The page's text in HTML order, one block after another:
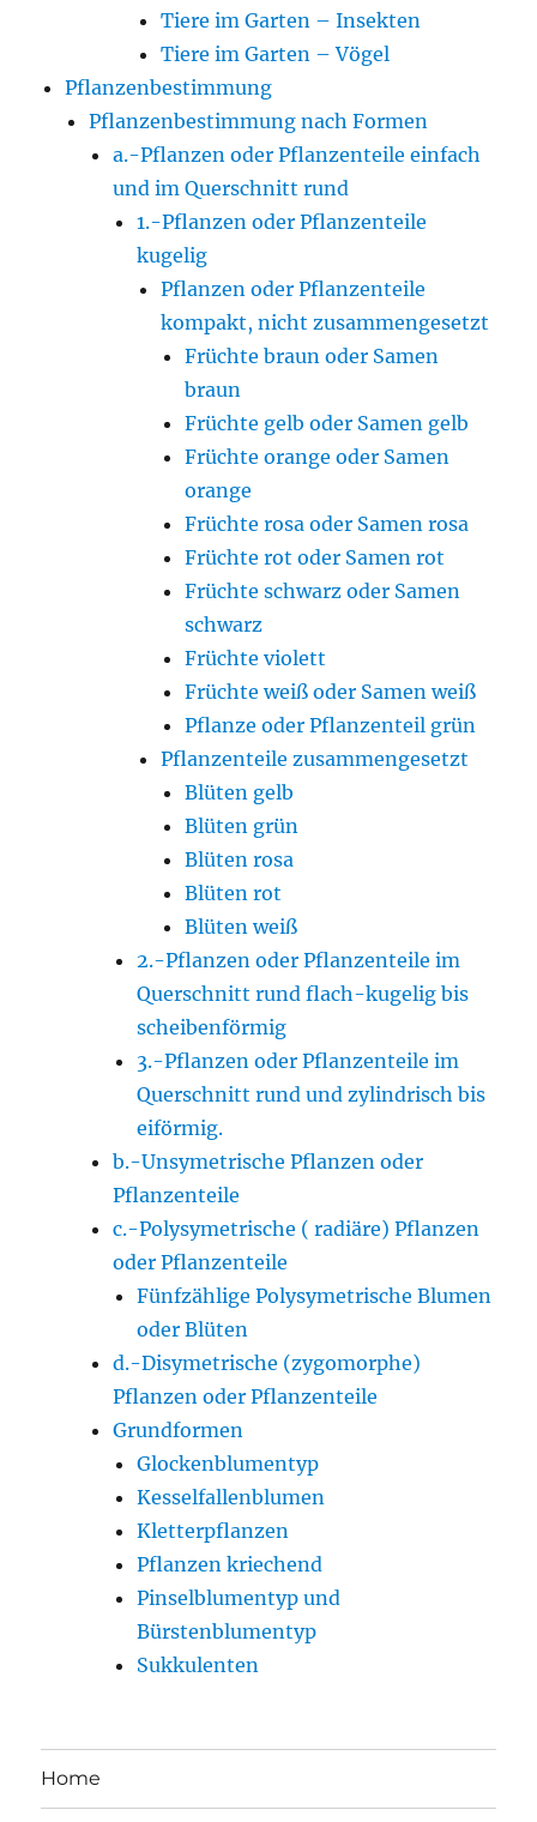
Tiere im Garten – Insekten
Tiere im Garten – Vögel
Pflanzenbestimmung
Pflanzenbestimmung nach Formen
a.-Pflanzen oder Pflanzenteile einfach
und im Querschnitt rund
1.-Pflanzen oder Pflanzenteile
kugelig
Pflanzen oder Pflanzenteile
kompakt, nicht zusammengesetzt
Früchte braun oder Samen
braun
Früchte gelb oder Samen gelb
Früchte orange oder Samen
orange
Früchte rosa oder Samen rosa
Früchte rot oder Samen rot
Früchte schwarz oder Samen
schwarz
Früchte violett
Früchte weiß oder Samen weiß
Pflanze oder Pflanzenteil grün
Pflanzenteile zusammengesetzt
Blüten gelb
Blüten grün
Blüten rosa
Blüten rot
Blüten weiß
2.-Pflanzen oder Pflanzenteile im
Querschnitt rund flach-kugelig bis
scheibenförmig
3.-Pflanzen oder Pflanzenteile im
Querschnitt rund und zylindrisch bis
eiförmig.
b.-Unsymetrische Pflanzen oder
Pflanzenteile
c.-Polysymetrische ( radiäre) Pflanzen
oder Pflanzenteile
Fünfzählige Polysymetrische Blumen
oder Blüten
d.-Disymetrische (zygomorphe)
Pflanzen oder Pflanzenteile
Grundformen
Glockenblumentyp
Kesselfallenblumen
Kletterpflanzen
Pflanzen kriechend
Pinselblumentyp und
Bürstenblumentyp
Sukkulenten
Home